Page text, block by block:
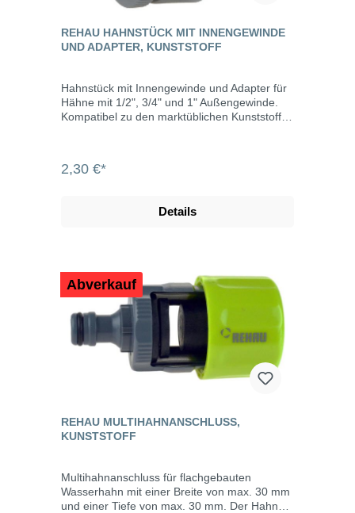
REHAU HAHNSTÜCK MIT INNENGEWINDE
UND ADAPTER, KUNSTSTOFF
Hahnstück mit Innengewinde und Adapter für
Hähne mit 1/2", 3/4" und 1" Außengewinde.
Kompatibel zu den marktüblichen Kunststoff-
2,30 €*
Details
Abverkauf
REHAU MULTIHAHNANSCHLUSS,
KUNSTSTOFF
Multihahnanschluss für flachgebauten
Wasserhahn mit einer Breite von max. 30 mm
und einer Tiefe von max. 30 mm. Der Hahn